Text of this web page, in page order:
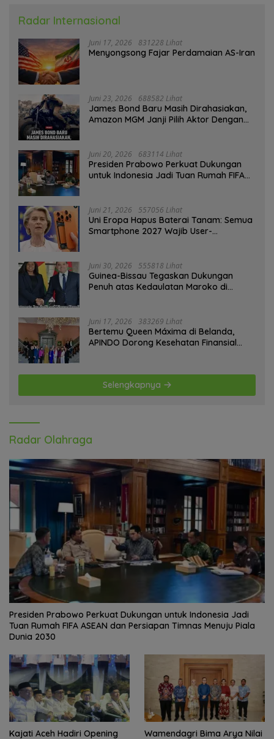
Radar Internasional
Juni 17, 2026 831228 Lihat
Menyongsong Fajar Perdamaian AS-Iran
Juni 23, 2026 688582 Lihat
James Bond Baru Masih Dirahasiakan,
Amazon MGM Janji Pilih Aktor Dengan
Juni 20, 2026 683114 Lihat
Presiden Prabowo Perkuat Dukungan
untuk Indonesia Jadi Tuan Rumah FIFA
Juni 21, 2026 557056 Lihat
Uni Eropa Hapus Baterai Tanam: Semua
Smartphone 2027 Wajib User-
Juni 30, 2026 555818 Lihat
Guinea-Bissau Tegaskan Dukungan
Penuh atas Kedaulatan Maroko di
Juni 17, 2026 383269 Lihat
Bertemu Queen Máxima di Belanda,
APINDO Dorong Kesehatan Finansial
Selengkapnya
Radar Olahraga
Presiden Prabowo Perkuat Dukungan untuk Indonesia Jadi
Tuan Rumah FIFA ASEAN dan Persiapan Timnas Menuju Piala
Dunia 2030
Kajati Aceh Hadiri Opening
Wamendagri Bima Arya Nilai